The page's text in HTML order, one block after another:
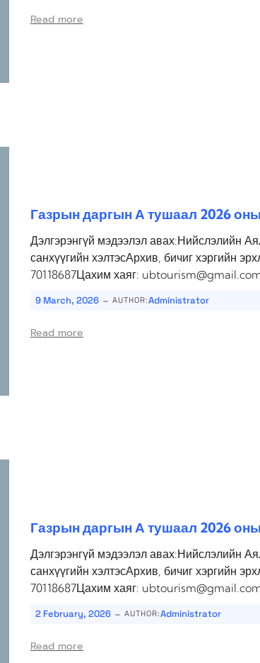
Read more
Газрын даргын А тушаал 2026
Дэлгэрэнгүй мэдээлэл авах:Нийслэлийн
санхүүгийн хэлтэсАрхив, бичиг хэргийн
70118687Цахим хаяг:
9 March, 2026 - AUTHOR:Administrator
Read more
Газрын даргын А тушаал 2026 оны
Дэлгэрэнгүй мэдээлэл авах:Нийслэлийн
санхүүгийн хэлтэсАрхив, бичиг хэргийн
70118687Цахим хаяг:
2 February, 2026 - AUTHOR:Administrator
Read more